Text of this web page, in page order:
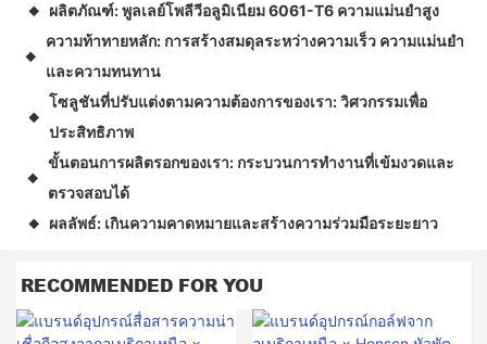
◆ ผลิตภัณฑ์: พูลเลย์โพลีวีอลูมิเนียม 6061-T6 ความแม่นยำสูง
◆
ความท้าทายหลัก: การสร้างสมดุลระหว่างความเร็ว ความแม่นยำ
และความทนทาน
◆
โซลูชันที่ปรับแต่งตามความต้องการของเรา: วิศวกรรมเพื่อ
ประสิทธิภาพ
◆
ขั้นตอนการผลิตรอกของเรา: กระบวนการทำงานที่เข้มงวดและ
ตรวจสอบได้
◆ ผลลัพธ์: เกินความคาดหมายและสร้างความร่วมมือระยะยาว
RECOMMENDED FOR YOU